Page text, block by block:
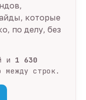
которые
по делу, без
и 1 630
строк.